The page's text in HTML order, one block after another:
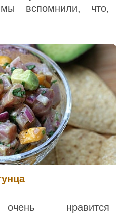
вспомнили, что,
нравится